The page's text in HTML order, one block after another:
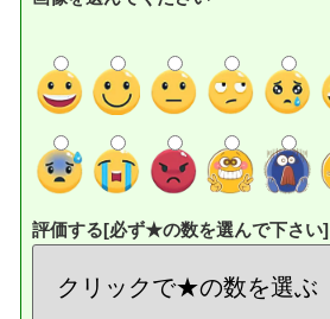
評価する[必ず★の数を選んで下さい]